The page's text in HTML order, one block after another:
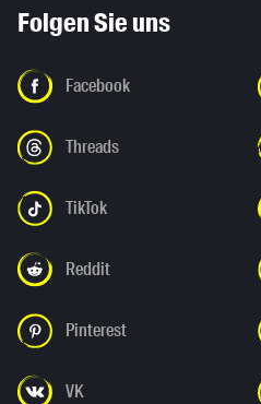
Folgen Sie uns
Facebook
Threads
TikTok
Reddit
Pinterest
VK